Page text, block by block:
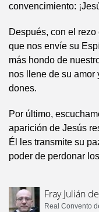
convencimiento:
Después, con el
que nos envíe su
más hondo de
nos llene de su amor
dones.
Por último,
aparición de Jesús
Él les transmite su
poder de perdonar
Fray Julián
Real Convento